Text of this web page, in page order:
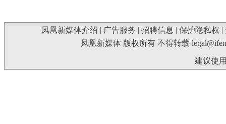
凤凰新媒体介绍 | 广告服务 | 招聘信息 | 保护隐私权 |
凤凰新媒体 版权所有 不得转载
建议使